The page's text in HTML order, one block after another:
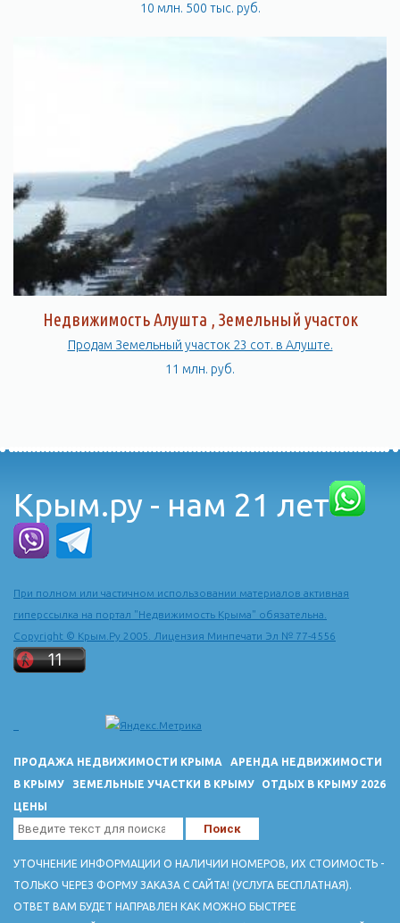
10 млн. 500 тыс. руб.
Недвижимость Алушта , Земельный участок
Продам Земельный участок 23 сот. в Алуште.
11 млн. руб.
Крым.ру - нам 21 лет
При полном или частичном использовании материалов активная
гиперссылка на портал "Недвижимость Крыма" обязательна.
Copyright © Крым.Ру 2005. Лицензия Минпечати Эл № 77-4556
ПРОДАЖА НЕДВИЖИМОСТИ КРЫМА
АРЕНДА НЕДВИЖИМОСТИ
В КРЫМУ
ЗЕМЕЛЬНЫЕ УЧАСТКИ В КРЫМУ
ОТДЫХ В КРЫМУ 2026
ЦЕНЫ
УТОЧНЕНИЕ ИНФОРМАЦИИ О НАЛИЧИИ НОМЕРОВ, ИХ СТОИМОСТЬ -
ТОЛЬКО ЧЕРЕЗ ФОРМУ ЗАКАЗА С САЙТА! (УСЛУГА БЕСПЛАТНАЯ).
ОТВЕТ ВАМ БУДЕТ НАПРАВЛЕН КАК МОЖНО БЫСТРЕЕ